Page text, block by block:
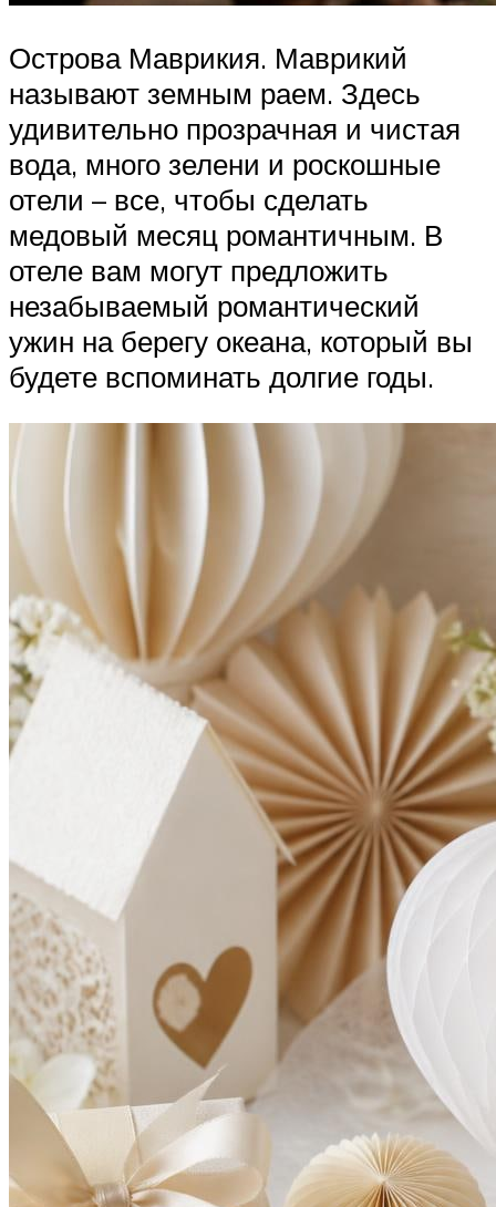
Острова Маврикия. Маврикий
называют земным раем. Здесь
удивительно прозрачная и чистая
вода, много зелени и роскошные
отели – все, чтобы сделать
медовый месяц романтичным. В
отеле вам могут предложить
незабываемый романтический
ужин на берегу океана, который вы
будете вспоминать долгие годы.